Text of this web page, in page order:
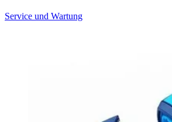
Service und Wartung